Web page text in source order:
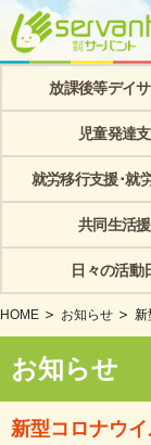
放課後等デイ
児童発達
就労移行支援･就
共同生活
日々の活動
HOME お知らせ 新
お知らせ
新型コロナウ